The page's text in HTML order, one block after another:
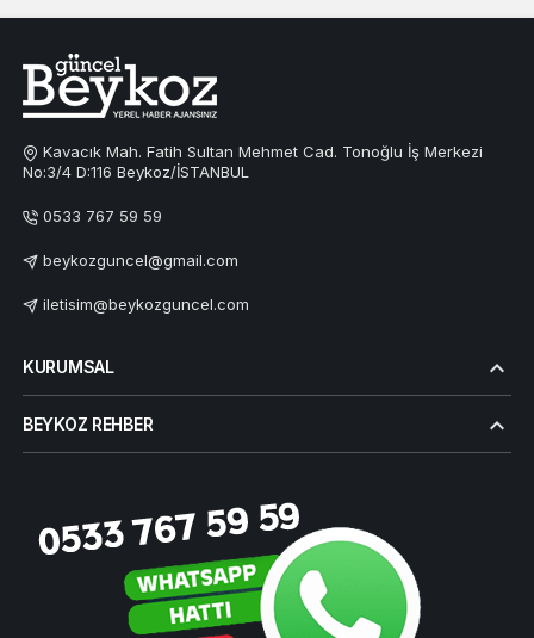
Kavacık Mah. Fatih Sultan Mehmet Cad. Tonoğlu İş Merkezi
No:3/4 D:116 Beykoz/İSTANBUL
0533 767 59 59
beykozguncel@gmail.com
iletisim@beykozguncel.com
KURUMSAL
BEYKOZ REHBER